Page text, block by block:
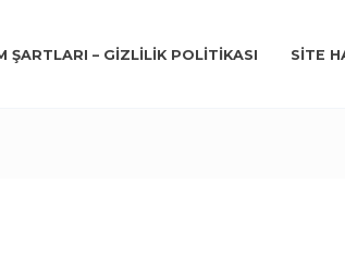
ŞARTLARI – GIZLILIK POLITIKASI SITE